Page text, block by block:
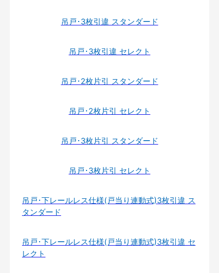
吊戸･3枚引違 スタンダード
吊戸･3枚引違 セレクト
吊戸･2枚片引 スタンダード
吊戸･2枚片引 セレクト
吊戸･3枚片引 スタンダード
吊戸･3枚片引 セレクト
吊戸･下レールレス仕様(戸当り連動式)3枚引違 ス
タンダード
吊戸･下レールレス仕様(戸当り連動式)3枚引違 セ
レクト